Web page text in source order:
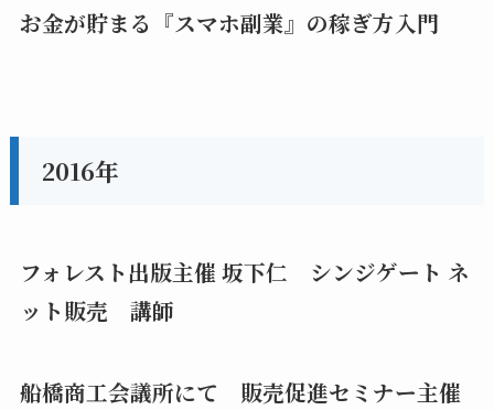
お金が貯まる『スマホ副業』の稼ぎ方入門
2016年
フォレスト出版主催 坂下仁 シンジゲート ネ
ット販売 講師
船橋商工会議所にて 販売促進セミナー主催